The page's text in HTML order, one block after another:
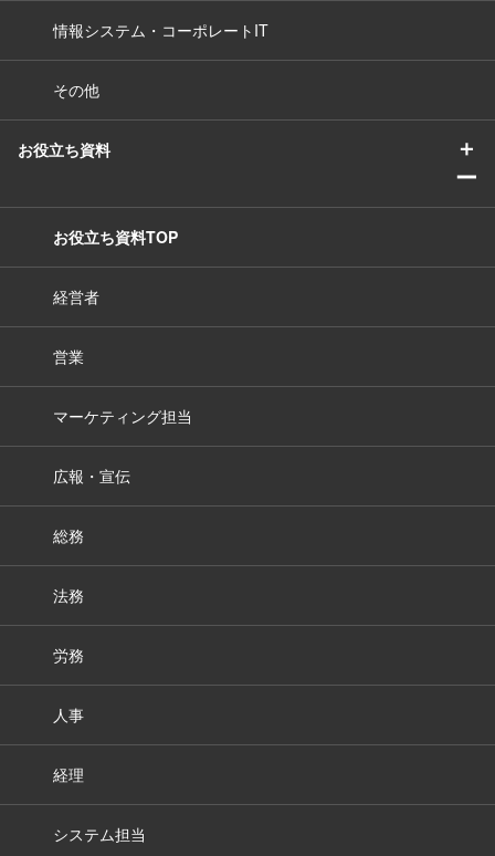
情報システム・コーポレートIT
その他
お役立ち資料
＋
ー
お役立ち資料TOP
経営者
営業
マーケティング担当
広報・宣伝
総務
法務
労務
人事
経理
システム担当